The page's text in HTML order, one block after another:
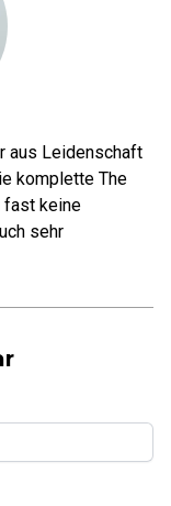
aus Leidenschaft
komplette The
fast keine
sehr